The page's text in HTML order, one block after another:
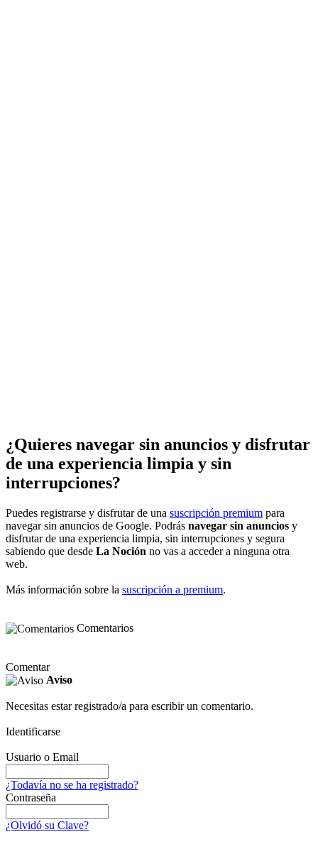
¿Quieres navegar sin anuncios y disfrutar
de una experiencia limpia y sin
interrupciones?
Puedes registrarse y disfrutar de una suscripción premium para
navegar sin anuncios de Google. Podrás navegar sin anuncios y
disfrutar de una experiencia limpia, sin interrupciones y segura
sabiendo que desde La Noción no vas a acceder a ninguna otra
web.
Más información sobre la suscripción a premium.
Comentarios
Comentar
Aviso
Necesitas estar registrado/a para escribir un comentario.
Identificarse
Usuario o Email
¿Todavía no se ha registrado?
Contraseña
¿Olvidó su Clave?